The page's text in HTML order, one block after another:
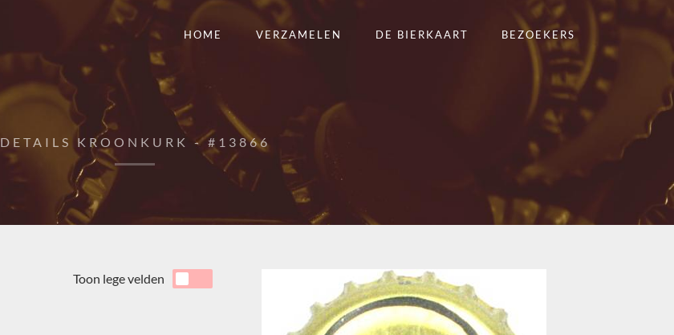
HOME VERZAMELEN DE BIERKAART BEZOEKERS
DETAILS KROONKURK - #13866
Toon lege velden